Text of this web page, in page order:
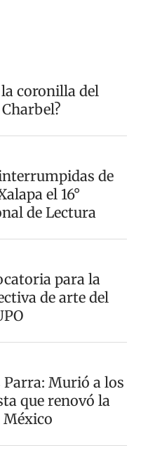
la coronilla del
de
el 16°
de Lectura
para la
de arte del
Parra: Murió a los
que renovó la
México